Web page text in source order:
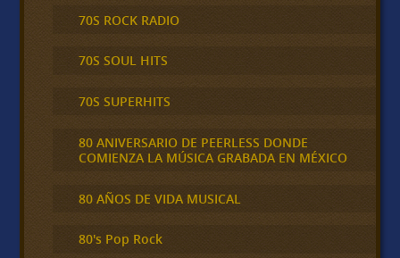
70S ROCK RADIO
70S SOUL HITS
70S SUPERHITS
80 ANIVERSARIO DE PEERLESS DONDE
COMIENZA LA MÚSICA GRABADA EN MÉXICO
80 AÑOS DE VIDA MUSICAL
80's Pop Rock